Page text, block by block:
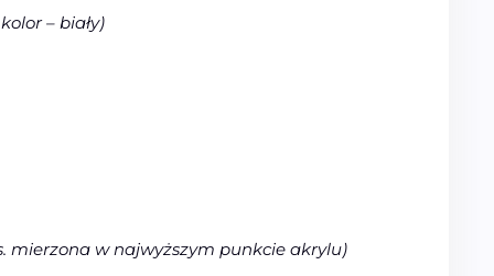
kolor – biały)
mierzona w najwyższym punkcie akrylu)